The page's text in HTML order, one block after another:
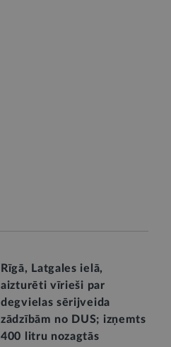
Rīgā, Latgales ielā,
aizturēti vīrieši par
degvielas sērijveida
zādzībām no DUS; izņemts
400 litru nozagtās